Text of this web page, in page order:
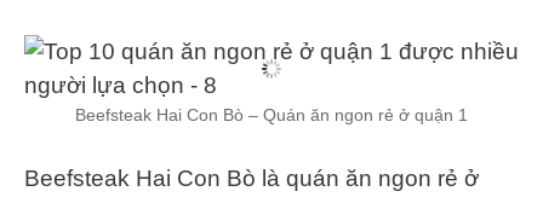
Beefsteak Hai Con Bò – Quán ăn ngon rẻ ở quận 1
Beefsteak Hai Con Bò là quán ăn ngon rẻ ở